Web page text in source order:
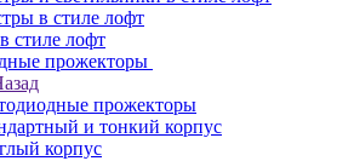
в стиле лофт
стиле лофт
прожекторы
прожекторы
и тонкий корпус
корпус